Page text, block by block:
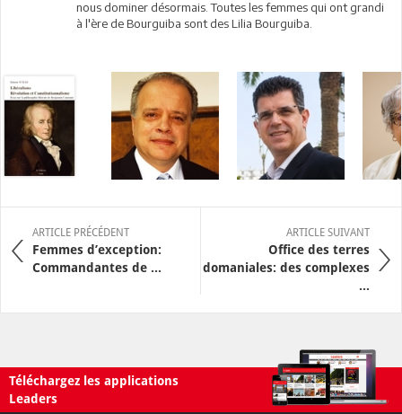
nous dominer désormais. Toutes les femmes qui ont grandi
à l'ère de Bourguiba sont des Lilia Bourguiba.
ARTICLE PRÉCÉDENT
Femmes d’exception:
Commandantes de ...
ARTICLE SUIVANT
Office des terres
domaniales: des complexes
...
Téléchargez les applications
Leaders